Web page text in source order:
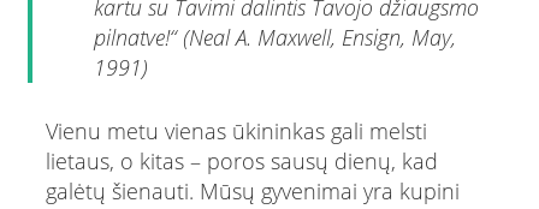
kartu su Tavimi dalintis Tavojo džiaugsmo
pilnatve!“ (Neal A. Maxwell, Ensign, May,
1991)
Vienu metu vienas ūkininkas gali melsti
lietaus, o kitas – poros sausų dienų, kad
galėtų šienauti. Mūsų gyvenimai yra kupini